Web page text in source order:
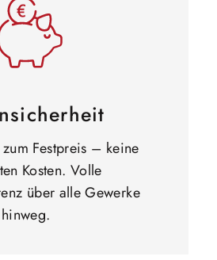
Festpreis – keine
Kosten. Volle
über alle Gewerke
hinweg.